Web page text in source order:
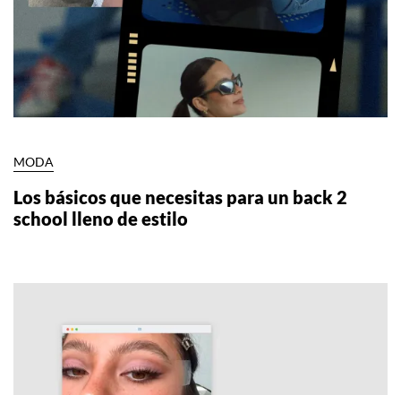
MODA
Los básicos que necesitas para un back 2
school lleno de estilo